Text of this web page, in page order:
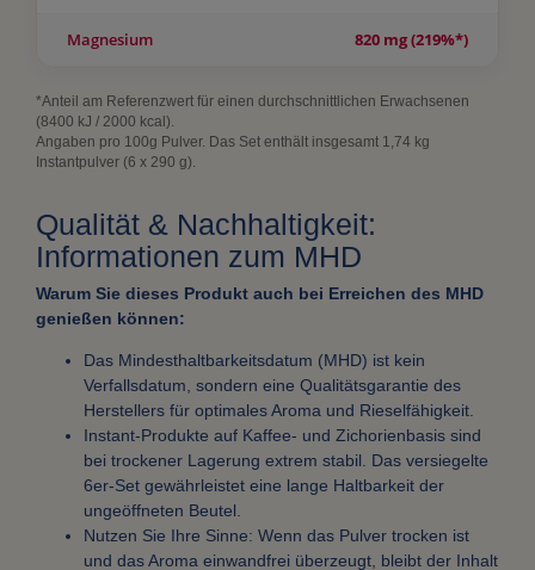
Magnesium 820 mg (219%*)
*Anteil am Referenzwert für einen durchschnittlichen Erwachsenen
(8400 kJ / 2000 kcal).
Angaben pro 100g Pulver. Das Set enthält insgesamt 1,74 kg
Instantpulver (6 x 290 g).
Qualität & Nachhaltigkeit:
Informationen zum MHD
Warum Sie dieses Produkt auch bei Erreichen des MHD
genießen können:
Das Mindesthaltbarkeitsdatum (MHD) ist kein
Verfallsdatum, sondern eine Qualitätsgarantie des
Herstellers für optimales Aroma und Rieselfähigkeit.
Instant-Produkte auf Kaffee- und Zichorienbasis sind
bei trockener Lagerung extrem stabil. Das versiegelte
6er-Set gewährleistet eine lange Haltbarkeit der
ungeöffneten Beutel.
Nutzen Sie Ihre Sinne: Wenn das Pulver trocken ist
und das Aroma einwandfrei überzeugt, bleibt der Inhalt